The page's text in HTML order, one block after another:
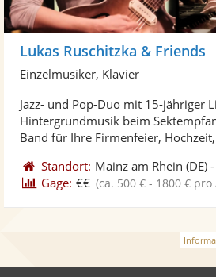
Lukas Ruschitzka & Friends
Einzelmusiker, Klavier
Jazz- und Pop-Duo mit 15-jähriger
Hintergrundmusik beim
Band für Ihre Firmenfeier,
Standort: Mainz am Rhein (DE) -
Gage: €€ (ca. 500 € - 1800 €